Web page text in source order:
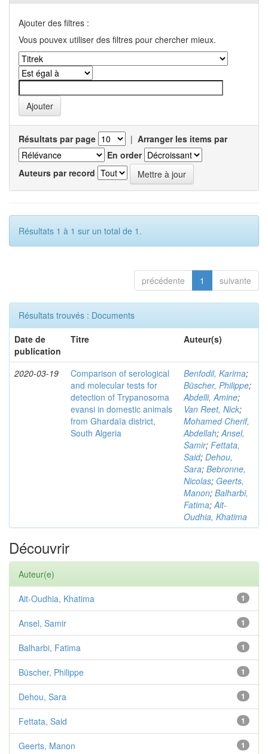
Ajouter des filtres :
Vous pouvex utiliser des filtres pour chercher mieux.
Résultats par page | Arranger les items par
En order
Auteurs par record
Résultats 1 à 1 sur un total de 1.
précédente 1 suivante
Résultats trouvés : Documents
Date de
publication
Titre Auteur(s)
2020-03-19
Comparison of serological
and molecular tests for
detection of Trypanosoma
evansi in domestic animals
from Ghardaïa district,
South Algeria
Benfodil, Karima;
Büscher, Philippe;
Abdelli, Amine;
Van Reet, Nick;
Mohamed Cherif,
Abdellah;Ansel,
Samir; Fettata,
Said; Dehou,
Sara; Bebronne,
Nicolas; Geerts,
Manon; Balharbi,
Fatima;Ait-
Oudhia, Khatima
Découvrir
Auteur(e)
1
Ait-Oudhia, Khatima
1
Ansel, Samir
1
Balharbi, Fatima
1
Büscher, Philippe
1
Dehou, Sara
1
Fettata, Said
1
Geerts, Manon